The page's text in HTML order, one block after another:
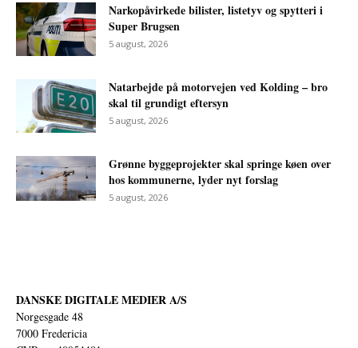
Narkopåvirkede bilister, listetyv og spytteri i
Super Brugsen
5 august, 2026
Natarbejde på motorvejen ved Kolding – bro
skal til grundigt eftersyn
5 august, 2026
Grønne byggeprojekter skal springe køen over
hos kommunerne, lyder nyt forslag
5 august, 2026
DANSKE DIGITALE MEDIER A/S
Norgesgade 48
7000 Fredericia